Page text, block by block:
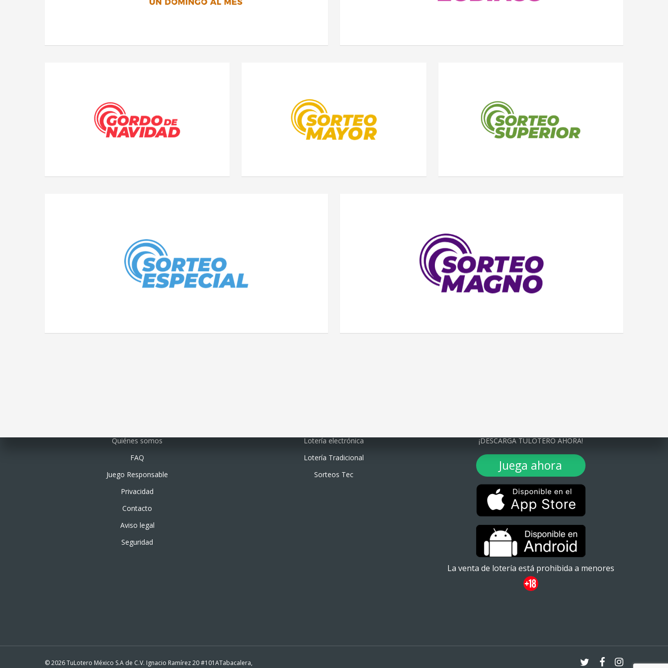
Quiénes somos
FAQ
Juego Responsable
Privacidad
Contacto
Aviso legal
Seguridad
Lotería electrónica
Lotería Tradicional
Sorteos Tec
¡DESCARGA TULOTERO AHORA!
Juega ahora
La venta de lotería está prohibida a menores
© 2026 TuLotero México S.A de C.V. Ignacio Ramírez 20 #101ATabacalera, twitter facebookinstagram